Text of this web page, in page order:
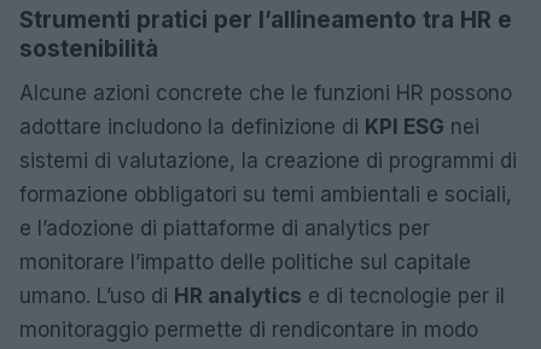
Strumenti pratici per l’allineamento tra HR e
sostenibilità
Alcune azioni concrete che le funzioni HR possono
adottare includono la definizione di KPI ESG nei
sistemi di valutazione, la creazione di programmi di
formazione obbligatori su temi ambientali e sociali,
e l’adozione di piattaforme di analytics per
monitorare l’impatto delle politiche sul capitale
umano. L’uso di HR analytics e di tecnologie per il
monitoraggio permette di rendicontare in modo